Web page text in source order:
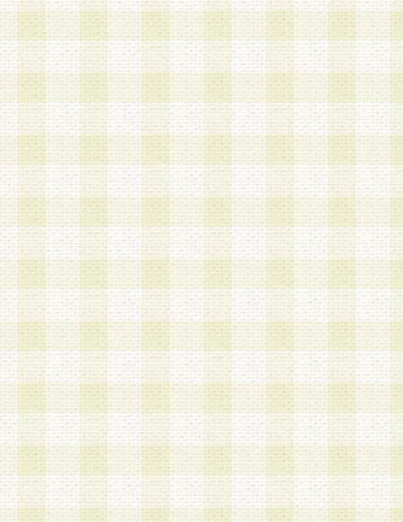
アドレス等会員個人を識別できる情報を当社が別
シーポリシー
」に基づき適切に取り扱うものとし
は、当該個人情報を以下の各号に定める目的に利
す。なお、これら事項以外の目的で個人情報を利
かじめ会員の同意を得たうえで利用するものとし
a.本サービスの実施または運営
b.本サービスに係る謝礼、景品、調査サンプル品
c.会員からの電話、メール等の問い合わせなどへ
d.その他これらに付随する業務
2.当社は、会員個人を識別することのできる情報
会員情報を本人の承諾なく第三者に開示すること
人を識別できる情報について第三者に開示または
社は事前に会員本人の同意を得るものとします。
3.前項の定めに拘わらず、当社は、以下の目的に
意を 得ることなく、会員個人を識別できる情報
づき選定した委託業者に対して当社の責任におい
できるものとします。な お、当社は、当該委託
契約を締結しこれを遵守させるとともに、本規約
の注意をもって当該情報を使用させるものとし ま
a.本サービスに係る謝礼、景品、調査サンプル品
b.会員からの電話、メール等の問い合わせなどへ